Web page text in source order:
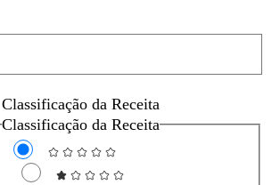
Classificação da Receita
Classificação da Receita